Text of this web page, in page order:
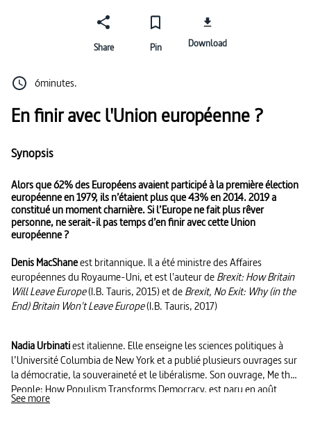
Share Pin Download
6minutes.
En finir avec l'Union européenne ?
Synopsis
Alors que 62% des Européens avaient participé à la première élection
européenne en 1979, ils n’étaient plus que 43% en 2014. 2019 a
constitué un moment charnière. Si l’Europe ne fait plus rêver
personne, ne serait-il pas temps d’en finir avec cette Union
européenne ?
Denis MacShaneest britannique. Il a été ministre des Affaires
européennes du Royaume-Uni, et est l'auteur deBrexit: How Britain
Will Leave Europe(I.B. Tauris, 2015) et deBrexit, No Exit: Why (in the
End) Britain Won't Leave Europe(I.B. Tauris, 2017)
Nadia Urbinatiest italienne. Elle enseigne les sciences politiques à
l’Université Columbia de New York et a publié plusieurs ouvrages sur
la démocratie, la souveraineté et le libéralisme. Son ouvrage, Me the
People: How Populism Transforms Democracy, est paru en août
2019.
See more